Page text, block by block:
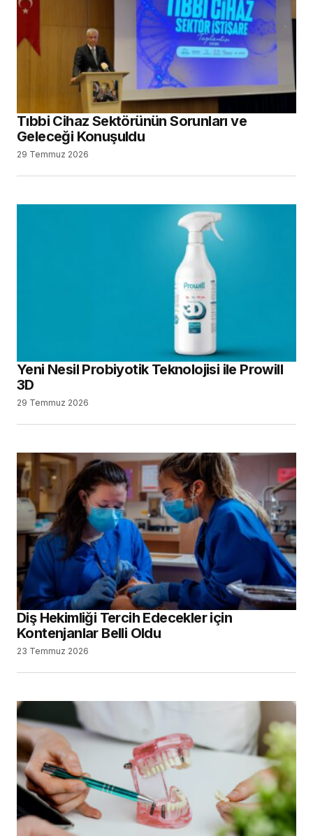
Tıbbi Cihaz Sektörünün Sorunları ve
Geleceği Konuşuldu
29 Temmuz 2026
Yeni Nesil Probiyotik Teknolojisi ile Prowill
3D
29 Temmuz 2026
Diş Hekimliği Tercih Edecekler için
Kontenjanlar Belli Oldu
23 Temmuz 2026